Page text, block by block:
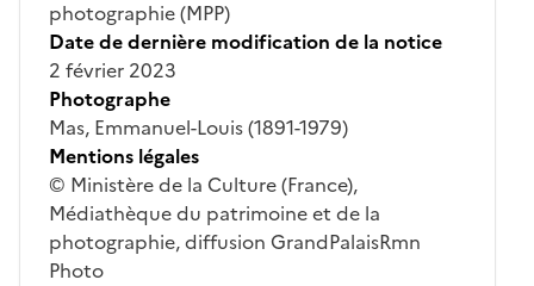
photographie (MPP)
Date de dernière modification de la notice
2 février 2023
Photographe
Mas, Emmanuel-Louis (1891-1979)
Mentions légales
© Ministère de la Culture (France),
Médiathèque du patrimoine et de la
photographie, diffusion GrandPalaisRmn
Photo